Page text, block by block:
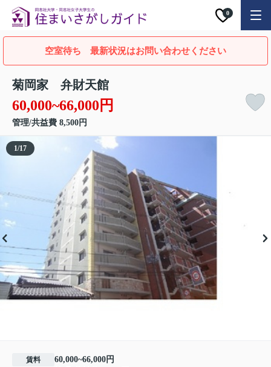
0
空室待ち 最新状況はお問い合わせください
菊岡家 弁財天館
60,000~66,000円
管理/共益費 8,500円
1/17
賃料
60,000~66,000円